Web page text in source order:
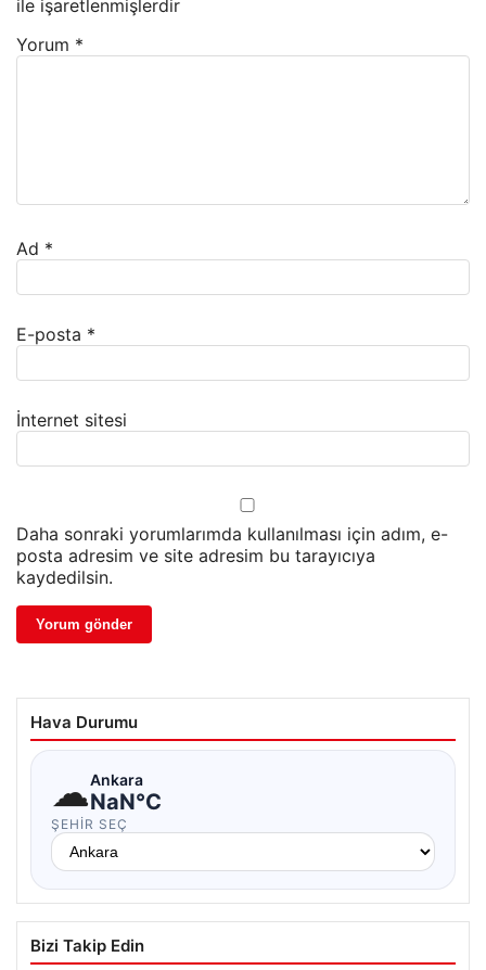
ile işaretlenmişlerdir
Yorum *
Ad *
E-posta *
İnternet sitesi
Daha sonraki yorumlarımda kullanılması için adım, e-
posta adresim ve site adresim bu tarayıcıya
kaydedilsin.
Hava Durumu
☁Ankara
NaN°C
ŞEHIR SEÇ
Bizi Takip Edin